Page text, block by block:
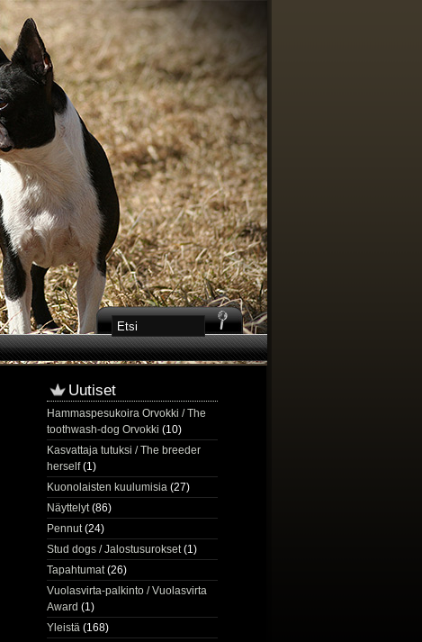
Uutiset
Hammaspesukoira Orvokki / The
toothwash-dog Orvokki (10)
Kasvattaja tutuksi / The breeder
herself(1)
Kuonolaisten kuulumisia (27)
Näyttelyt(86)
Pennut(24)
Stud dogs / Jalostusurokset(1)
Tapahtumat(26)
Vuolasvirta-palkinto / Vuolasvirta
Award (1)
Yleistä (168)